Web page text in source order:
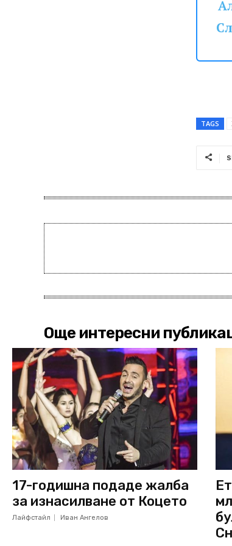
TAGS
Още интересни
17-годишна подаде жалба
за изнасилване от Коцето
Лайфстайл Иван Ангелов